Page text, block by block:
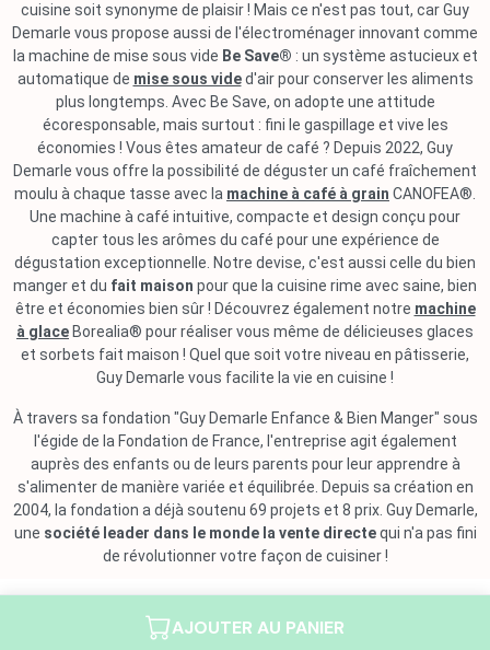
AJOUTER AU PANIER
cuisine soit synonyme de plaisir ! Mais ce n'est pas tout, car Guy
Demarle vous propose aussi de l'électroménager innovant comme
la machine de mise sous vide Be Save® : un système astucieux et
automatique de mise sous vided'air pour conserver les aliments
plus longtemps. Avec Be Save, on adopte une attitude
écoresponsable, mais surtout : fini le gaspillage et vive les
économies ! Vous êtes amateur de café ? Depuis 2022, Guy
Demarle vous offre la possibilité de déguster un café fraîchement
moulu à chaque tasse avec la machine à café à grain CANOFEA®.
Une machine à café intuitive, compacte et design conçu pour
capter tous les arômes du café pour une expérience de
dégustation exceptionnelle. Notre devise, c'est aussi celle du bien
manger et du fait maison pour que la cuisine rime avec saine, bien
être et économies bien sûr ! Découvrez également notre machine
à glace Borealia® pour réaliser vous même de délicieuses glaces
et sorbets fait maison ! Quel que soit votre niveau en pâtisserie,
Guy Demarle vous facilite la vie en cuisine !
À travers sa fondation "Guy Demarle Enfance & Bien Manger" sous
l'égide de la Fondation de France, l'entreprise agit également
auprès des enfants ou de leurs parents pour leur apprendre à
s'alimenter de manière variée et équilibrée. Depuis sa création en
2004, la fondation a déjà soutenu 69 projets et 8 prix. Guy Demarle,
une société leader dans le monde la vente directequi n'a pas fini
de révolutionner votre façon de cuisiner !